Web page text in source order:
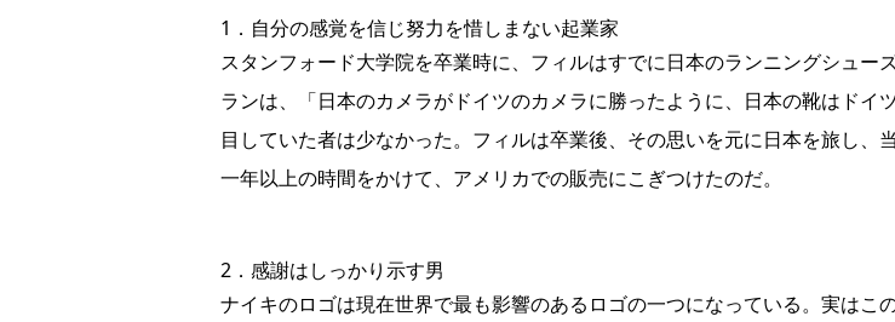
1．自分の感覚を信じ努力を惜しまない起業家
スタンフォード大学院を卒業時に、フィルはすでに日本のランニングシュ
ランは、「日本のカメラがドイツのカメラに勝ったように、日本の靴はド
目していた者は少なかった。フィルは卒業後、その思いを元に日本を旅し
一年以上の時間をかけて、アメリカでの販売にこぎつけたのだ。
2．感謝はしっかり示す男
ナイキのロゴは現在世界で最も影響のあるロゴの一つになっている。実は